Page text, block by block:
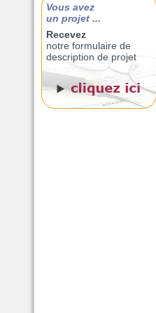
Vous avez
un projet ...
Recevez
notre formulaire de
description de projet